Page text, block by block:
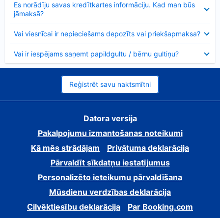
Es norādīju savas kredītkartes informāciju. Kad man būs
jāmaksā?
Vai viesnīcai ir nepieciešams depozīts vai priekšapmaksa?
Vai ir iespējams saņemt papildgultu / bērnu gultiņu?
Reģistrēt savu naktsmītni
Datora versija
Pakalpojumu izmantošanas noteikumi
Kā mēs strādājam
Privātuma deklarācija
Pārvaldīt sīkdatņu iestatījumus
Personalizēto ieteikumu pārvaldīšana
Mūsdienu verdzības deklarācija
Cilvēktiesību deklarācija
Par Booking.com